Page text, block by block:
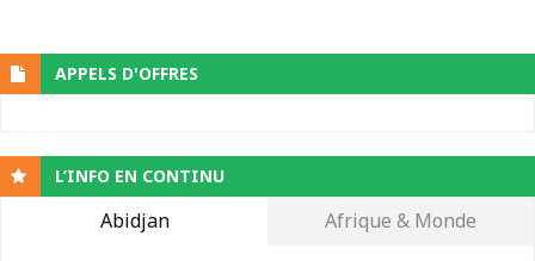
APPELS D'OFFRES
L’INFO EN CONTINU
Abidjan Afrique & Monde